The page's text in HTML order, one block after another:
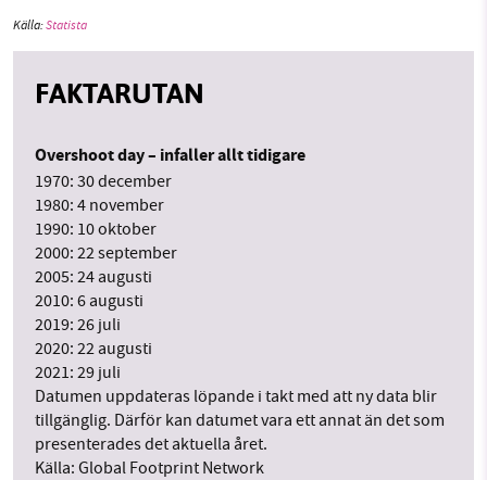
Källa:Statista
FAKTARUTAN
Overshoot day – infaller allt tidigare
1970: 30 december
1980: 4 november
1990: 10 oktober
2000: 22 september
2005: 24 augusti
2010: 6 augusti
2019: 26 juli
2020: 22 augusti
2021: 29 juli
Datumen uppdateras löpande i takt med att ny data blir
tillgänglig. Därför kan datumet vara ett annat än det som
presenterades det aktuella året.
Källa: Global Footprint Network